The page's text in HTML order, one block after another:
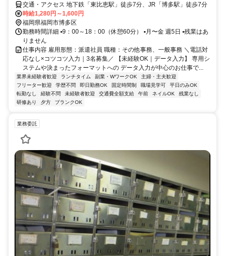
交通・アクセス 地下鉄「東比恵駅」徒歩7分、JR「博多駅」徒歩7分
時給1,280円～1,600円
福岡県福岡市博多区
勤務時間詳細 ▪️9：00～18：00（休憩60分） ▪️月〜金 週5日 ▪️残業はあ
りません
仕事内容 雇用形態：派遣社員 職種：その他事務、一般事務 ＼電話対
応なし×コツコツ入力｜3名募集／ 【未経験OK｜データ入力】 専用シ
ステムや決まったフォーマットへの データ入力が中心のお仕事で...
業界未経験者歓迎 ランチタイム 副業・WワークOK
主婦・主夫歓迎
フリーター歓迎
学歴不問 即日勤務OK 固定時間制 職場見学可
平日のみOK
転勤なし
経験不問 未経験者歓迎 交通費全額支給 午前 ネイルOK
残業なし
研修あり
夕方 ブランクOK
業務委託